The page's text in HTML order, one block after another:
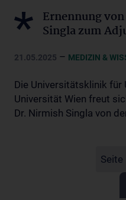
Ernennung
Singla zum
21.05.2025 – MEDIZIN &
Die Universitätsklinik für
Universität Wien freut
Dr. Nirmish Singla von
Seite